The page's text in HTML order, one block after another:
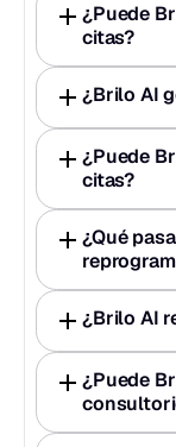
¿Puede
citas?
¿Brilo AI
¿Puede
citas?
¿Qué
¿Brilo AI
¿Puede